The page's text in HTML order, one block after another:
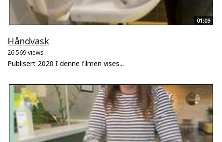
01:09
Håndvask
26.569 views
Publisert 2020 I denne filmen vises...